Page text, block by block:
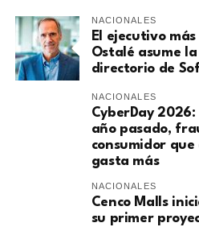
NACIONALES
El ejecutivo
Ostalé asume
directorio de
NACIONALES
CyberDay
año pasado,
consumidor
gasta más
NACIONALES
Cenco Malls
su primer